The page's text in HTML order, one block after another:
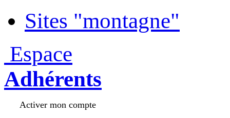
Sites "montagne"
Espace
Adhérents
Activer mon compte